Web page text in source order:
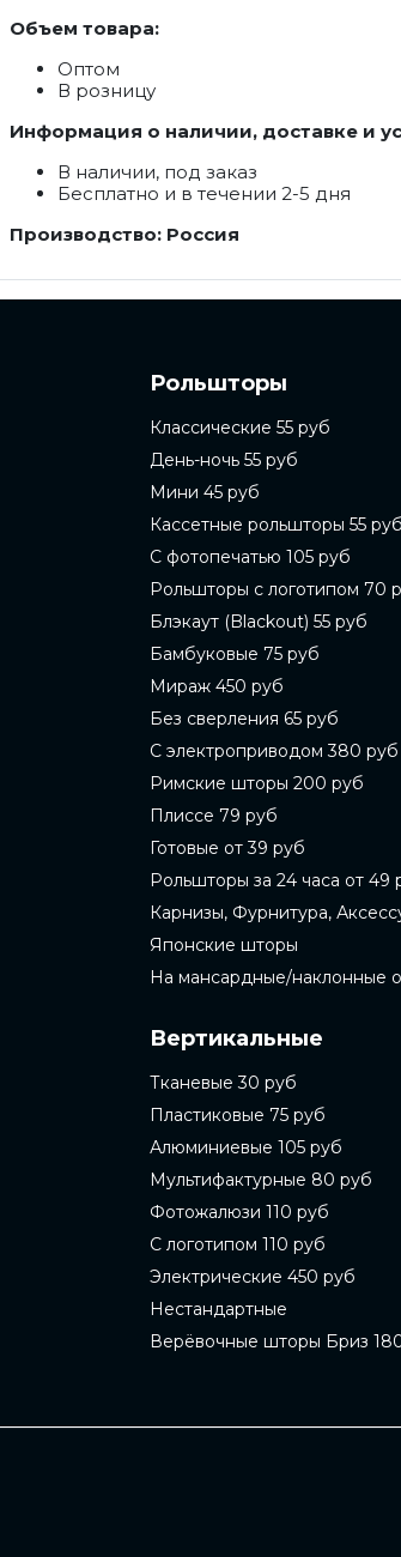
Объем товара:
Оптом
В розницу
Информация о наличии, доставке и
В наличии, под заказ
Бесплатно и в течении 2-5 дня
Производство: Россия
Рольшторы
Классические 55 руб
День-ночь 55 руб
Мини 45 руб
Кассетные рольшторы 55 руб
С фотопечатью 105 руб
Рольшторы с логотипом 70
Блэкаут (Blackout) 55 руб
Бамбуковые 75 руб
Мираж 450 руб
Без сверления 65 руб
С электроприводом 380 руб
Римские шторы 200 руб
Плиссе 79 руб
Готовые от 39 руб
Рольшторы за 24 часа от 49
Карнизы, Фурнитура,
Японские шторы
На мансардные/наклонные
Вертикальные
Тканевые 30 руб
Пластиковые 75 руб
Алюминиевые 105 руб
Мультифактурные 80 руб
Фотожалюзи 110 руб
С логотипом 110 руб
Электрические 450 руб
Нестандартные
Верёвочные шторы Бриз